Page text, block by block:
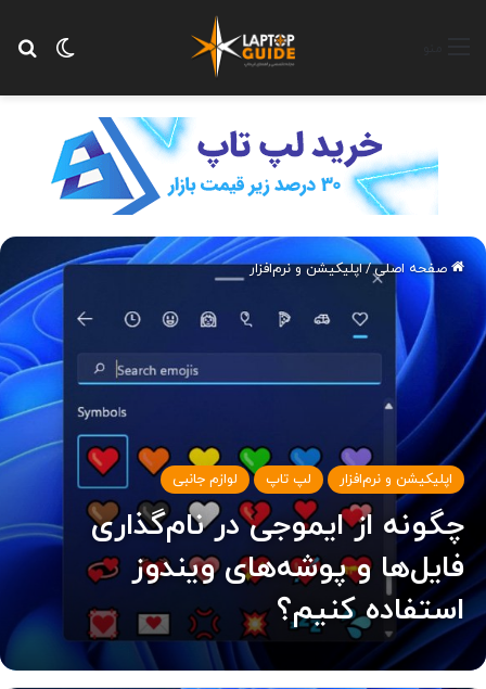
صفحه اصلی/اپلیکیشن و نرم‌افزار
اپلیکیشن و نرم‌افزار لپ تاپ لوازم جانبی
چگونه از ایموجی در نام‌گذاری
فایل‌ها و پوشه‌های ویندوز
استفاده کنیم؟